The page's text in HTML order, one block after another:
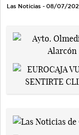
Las Noticias - 08/07/